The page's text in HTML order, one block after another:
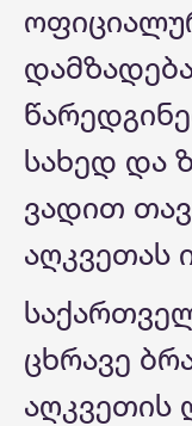
სახედ და
ვადით
აღკვეთას
ცხრავე
აღკვეთის